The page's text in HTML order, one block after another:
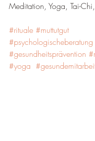
Meditation, Yoga, Tai-
#rituale #muttutgut
#psychologischeberatung
#gesundheitsprävention
#yoga